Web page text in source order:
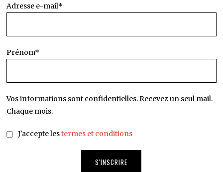
Adresse e-mail*
Prénom*
Vos informations sont confidentielles. Recevez un seul mail.
Chaque mois.
J'accepte lestermes et conditions